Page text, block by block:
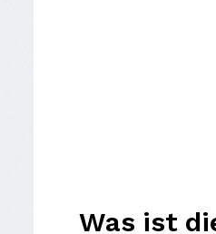
Was ist